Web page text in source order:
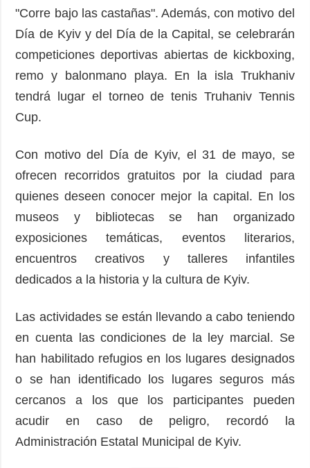
"Corre bajo las castañas". Además, con motivo del
Día de Kyiv y del Día de la Capital, se celebrarán
competiciones deportivas abiertas de kickboxing,
remo y balonmano playa. En la isla Trukhaniv
tendrá lugar el torneo de tenis Truhaniv Tennis
Cup.
Con motivo del Día de Kyiv, el 31 de mayo, se
ofrecen recorridos gratuitos por la ciudad para
quienes deseen conocer mejor la capital. En los
museos y bibliotecas se han organizado
exposiciones temáticas, eventos literarios,
encuentros creativos y talleres infantiles
dedicados a la historia y la cultura de Kyiv.
Las actividades se están llevando a cabo teniendo
en cuenta las condiciones de la ley marcial. Se
han habilitado refugios en los lugares designados
o se han identificado los lugares seguros más
cercanos a los que los participantes pueden
acudir en caso de peligro, recordó la
Administración Estatal Municipal de Kyiv.